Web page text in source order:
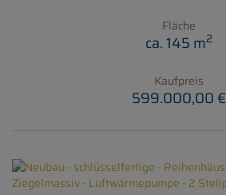
Fläche
ca. 145 m2
Kaufpreis
599.000,00 €